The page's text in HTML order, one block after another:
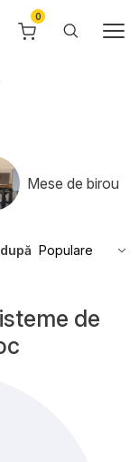
Mese de birou
de